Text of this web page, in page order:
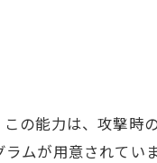
の能力は、攻撃
ムが用意されて